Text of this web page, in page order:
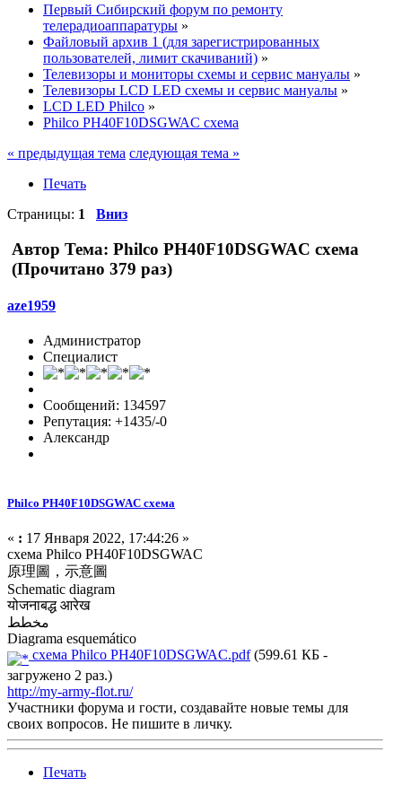
Первый Сибирский форум по ремонту
телерадиоаппаратуры »
Файловый архив 1 (для зарегистрированных
пользователей, лимит скачиваний) »
Телевизоры и мониторы схемы и сервис мануалы »
Телевизоры LCD LED схемы и сервис мануалы »
LCD LED Philco »
Philco PH40F10DSGWAC схема
« предыдущая тема следующая тема »
Печать
Страницы: 1 Вниз
Автор Тема: Philco PH40F10DSGWAC схема
(Прочитано 379 раз)
aze1959
Администратор
Специалист
Сообщений: 134597
Репутация: +1435/-0
Александр
Philco PH40F10DSGWAC схема
« : 17 Января 2022, 17:44:26 »
схема Philco PH40F10DSGWAC
原理圖，示意圖
Schematic diagram
योजनाबद्ध आरेख
مخطط
Diagrama esquemático
схема Philco PH40F10DSGWAC.pdf(599.61 КБ -
загружено 2 раз.)
http://my-army-flot.ru/
Участники форума и гости, создавайте новые темы для
своих вопросов. Не пишите в личку.
Печать